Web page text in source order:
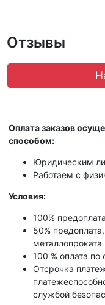
Отзывы
Оплата заказов
способом:
Юридическим
Работаем с
Условия:
100% предоплата
50%
металлопроката
100 % оплата по
Отсрочка
службой